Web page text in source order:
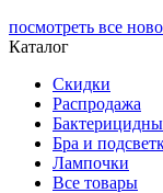
посмотреть все
Каталог
Скидки
Распродажа
Бра и
Лампочки
Все товары